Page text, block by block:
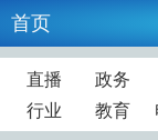
首页
直播 政务
行业
教育